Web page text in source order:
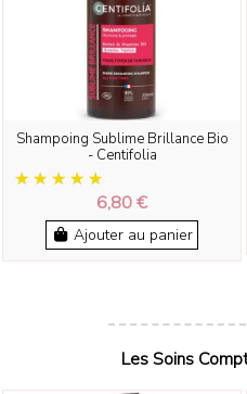
Shampoing Sublime Brillance Bio
- Centifolia
6,80 €
Ajouter au panier
Les Soins